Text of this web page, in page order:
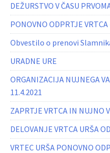
DEŽURSTVO V ČASU
PONOVNO ODPRTJE
Obvestilo o prenovi
URADNE URE
ORGANIZACIJA NUJNEGA
11.4.2021
ZAPRTJE VRTCA IN NUJNO
DELOVANJE VRTCA URŠA
VRTEC URŠA PONOVNO